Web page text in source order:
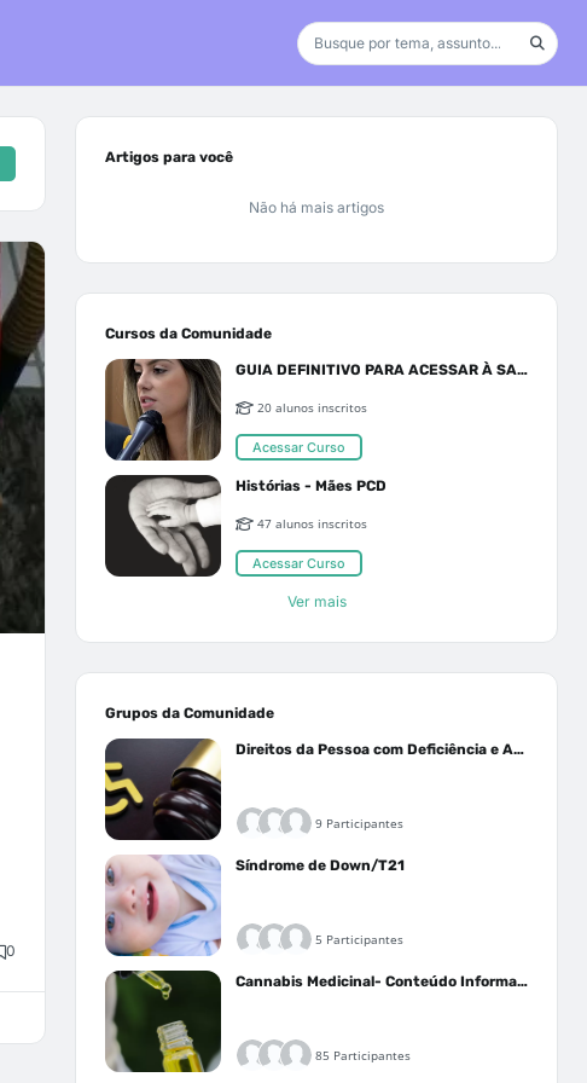
0
Artigos para você
Não há mais artigos
Cursos da Comunidade
GUIA DEFINITIVO PARA ACESSAR À SAÚDE PELO SUS OU PLANO DE SAÚDE
20 alunos inscritos
Acessar Curso
Histórias - Mães PCD
47 alunos inscritos
Acessar Curso
Ver mais
Grupos da Comunidade
Direitos da Pessoa com Deficiência e Autistas
9 Participantes
Síndrome de Down/T21
5 Participantes
Cannabis Medicinal- Conteúdo Informativo
85 Participantes